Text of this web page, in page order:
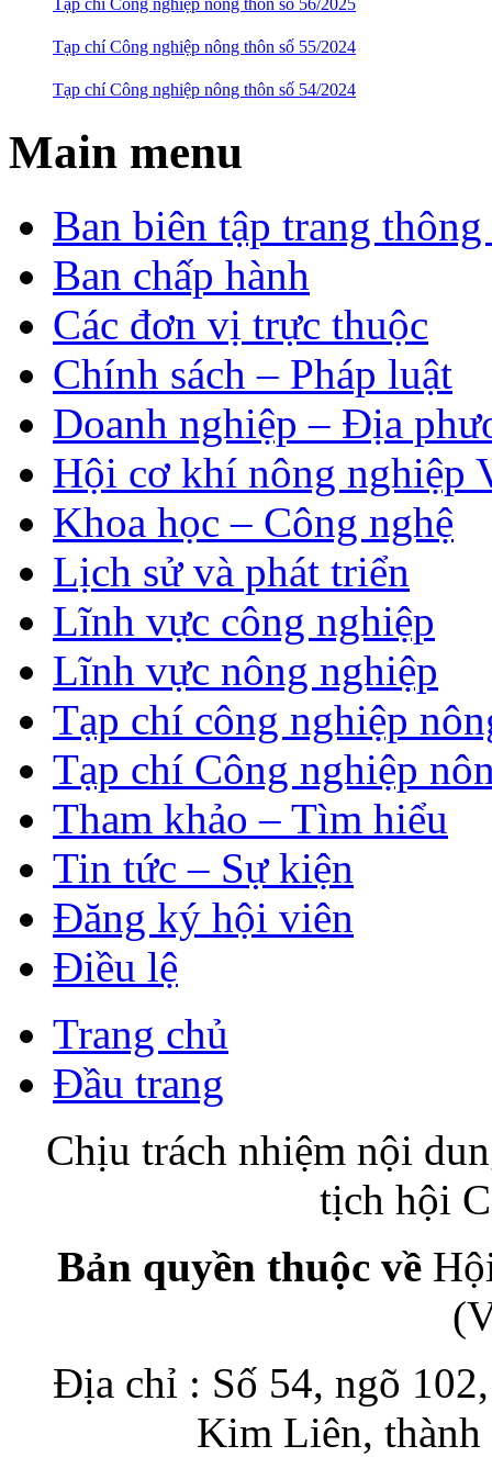
Tạp chí Công nghiệp nông thôn số 55/2024
Tạp chí Công nghiệp nông thôn số 54/2024
Main menu
Ban biên tập trang
Ban chấp hành
Các đơn vị trực thuộc
Chính sách – Pháp luật
Doanh nghiệp – Địa
Hội cơ khí nông nghiệp
Khoa học – Công nghệ
Lịch sử và phát triển
Lĩnh vực công nghiệp
Lĩnh vực nông nghiệp
Tạp chí công nghiệp
Tạp chí Công nghiệp
Tham khảo – Tìm hiểu
Tin tức – Sự kiện
Đăng ký hội viên
Điều lệ
Trang chủ
Đầu trang
Chịu trách nhiệm nội
tịch hội
Bản quyền thuộc về
Địa chỉ : Số 54, ngõ
Kim Liên,